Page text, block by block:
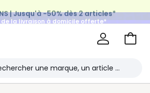
la livraison à domicile offerte*
vos achats Mode & Maison
Aller